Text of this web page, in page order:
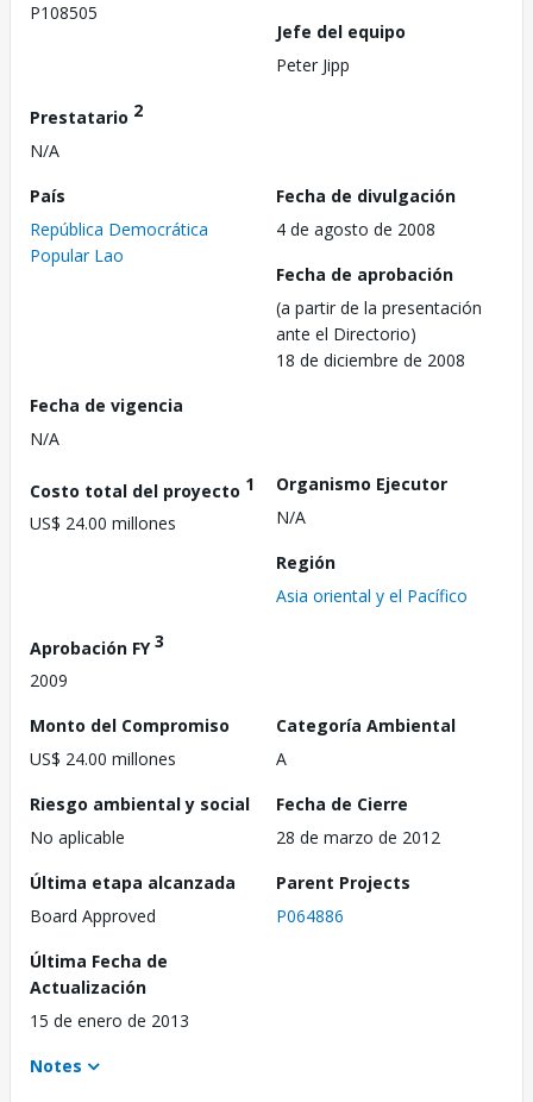
P108505
Jefe del equipo
Peter Jipp
Prestatario 2
N/A
País
República Democrática
Popular Lao
Fecha de divulgación
4 de agosto de 2008
Fecha de aprobación
(a partir de la presentación
ante el Directorio)
18 de diciembre de 2008
Fecha de vigencia
N/A
Costo total del proyecto 1
US$ 24.00 millones
Organismo Ejecutor
N/A
Región
Asia oriental y el Pacífico
Aprobación FY3
2009
Monto del Compromiso
US$ 24.00 millones
Categoría Ambiental
A
Riesgo ambiental y social
No aplicable
Fecha de Cierre
28 de marzo de 2012
Última etapa alcanzada
Board Approved
Parent Projects
P064886
Última Fecha de
Actualización
15 de enero de 2013
Notes